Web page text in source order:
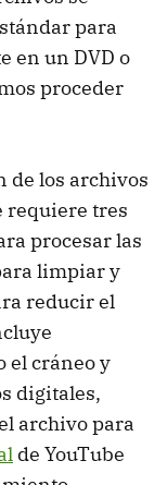
para
en un DVD o
proceder
de los archivos
requiere tres
procesar las
limpiar y
reducir el
el cráneo y
digitales,
archivo para
de YouTube